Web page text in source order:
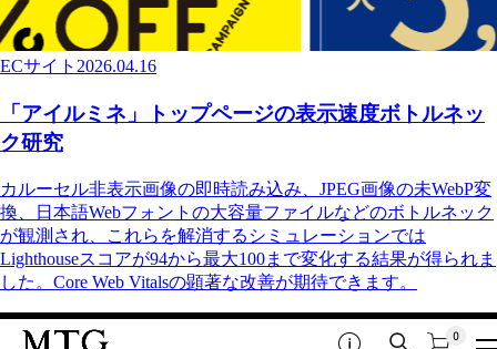
ECサイト 2026.04.16
「アイルミネ」トップページの表示速度ボトルネッ
ク研究
カルーセル非表示画像の即時読み込み、JPEG画像の未WebP変
換、日本語Webフォントの大容量ファイルなどのボトルネック
が観測され、これらを解消するシミュレーションでは
Lighthouseスコアが94から最大100まで変化する結果が得られま
した。Core Web Vitalsの顕著な改善が期待できます。